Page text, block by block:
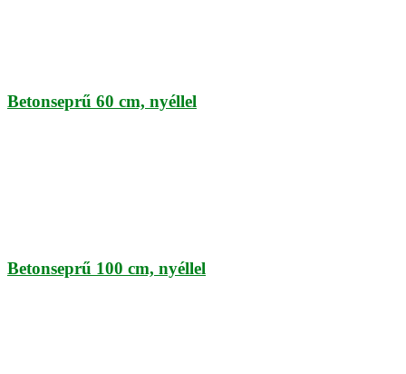
Betonseprű 60 cm, nyéllel
Betonseprű 100 cm, nyéllel